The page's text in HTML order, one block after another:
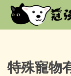
特殊寵物